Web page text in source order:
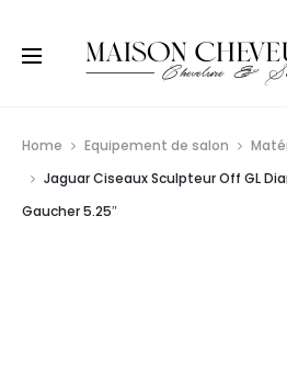
Home Equipement de salon
Jaguar Ciseaux Sculpteur Off GL
Gaucher 5.25″